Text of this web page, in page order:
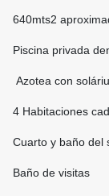
640mts2
Piscina privada
Azotea con soláriu.
4 Habitaciones
Cuarto y baño del
Baño de visitas